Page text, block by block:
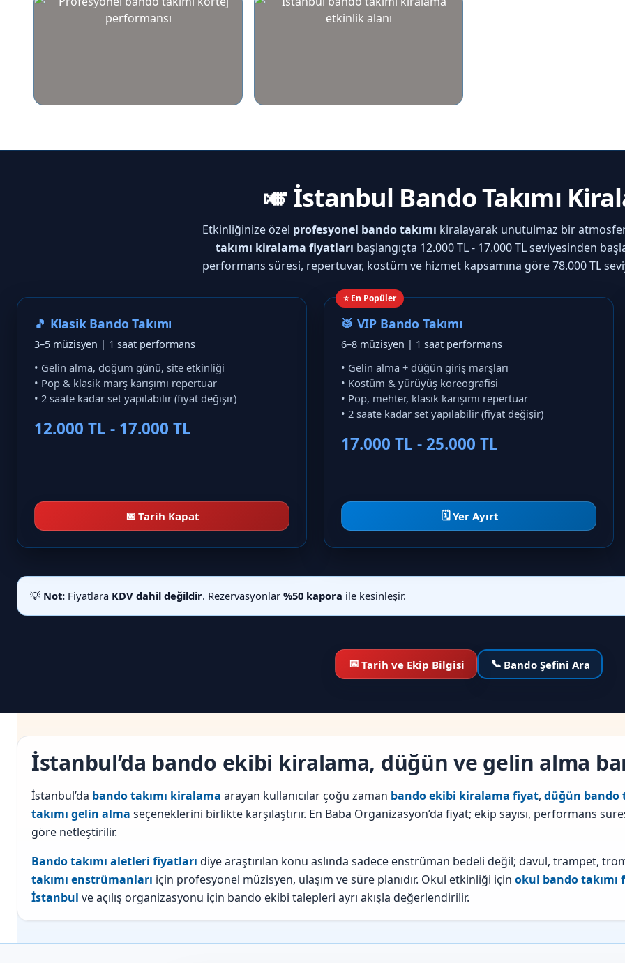
🎺 İstanbul Bando Takımı
Etkinliğinize özel profesyonel bando takımı kiralayarak unutulmaz bir
takımı kiralama fiyatları başlangıçta 12.000 TL - 17.000 TL seviyesinden
performans süresi, repertuvar, kostüm ve hizmet kapsamına göre 78.000 TL
🎵 Klasik Bando Takımı
3–5 müzisyen | 1 saat performans
• Gelin alma, doğum günü, site etkinliği
• Pop & klasik marş karışımı repertuar
• 2 saate kadar set yapılabilir (fiyat değişir)
12.000 TL - 17.000 TL
📅 Tarih Kapat
⭐ En Popüler
🥁 VIP Bando Takımı
6–8 müzisyen | 1 saat performans
• Gelin alma + düğün giriş marşları
• Kostüm & yürüyüş koreografisi
• Pop, mehter, klasik karışımı repertuar
• 2 saate kadar set yapılabilir (fiyat değişir)
17.000 TL - 25.000 TL
🗓️ Yer Ayırt
💡 Not:Fiyatlara KDV dahil değildir. Rezervasyonlar %50 kapora ile kesinleşir.
📅 Tarih ve Ekip Bilgisi 📞 Bando Şefini Ara
İstanbul’da bando ekibi kiralama, düğün ve gelin alma
İstanbul’da bando takımı kiralama arayan kullanıcılar çoğu zaman bando ekibi kiralama fiyat, düğün bando
takımı gelin alma seçeneklerini birlikte karşılaştırır. En Baba Organizasyon’da fiyat; ekip sayısı, performans
göre netleştirilir.
Bando takımı aletleri fiyatları diye araştırılan konu aslında sadece enstrüman bedeli değil; davul, trampet,
takımı enstrümanları için profesyonel müzisyen, ulaşım ve süre planıdır. Okul etkinliği için okul bando takımı
İstanbul ve açılış organizasyonu için bando ekibi talepleri ayrı akışla değerlendirilir.